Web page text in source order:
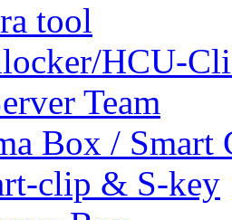
tool
HCU-
Team
Box / Smart
clip & S-key